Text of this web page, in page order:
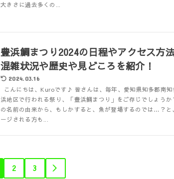
大きさに過去多くの...
豊浜鯛まつり2024の日程やアクセス方
混雑状況や歴史や見どころを紹介！
2024.03.16
こんにちは、Kuroです♪ 皆さんは、毎年、愛知県知多郡南知
浜地区で行われる祭り、「豊浜鯛まつり」をご存じでしょうか
の名前の由来から、もしかすると、魚が登場するのでは…？と
ージされる方も...
2 3 ＞